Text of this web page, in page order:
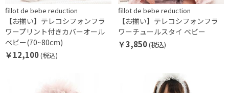
fillot de bebe reduction
【お揃い】テレコシフォンフラ
ワープリント付きカバーオール
ベビー(70~80cm)
￥12,100(税込)
fillot de bebe reduction
【お揃い】テレコシフォンフラ
ワーチュールスタイ ベビー
￥3,850(税込)